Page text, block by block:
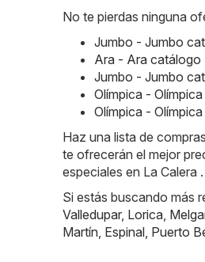
No te pierdas ninguna
Jumbo - Jumbo
Ara - Ara
Jumbo - Jumbo
Olímpica -
Olímpica -
Haz una lista de
te ofrecerán el mejor
especiales en La Calera .
Si estás buscando más
Valledupar, Lorica,
Martín, Espinal, Puerto